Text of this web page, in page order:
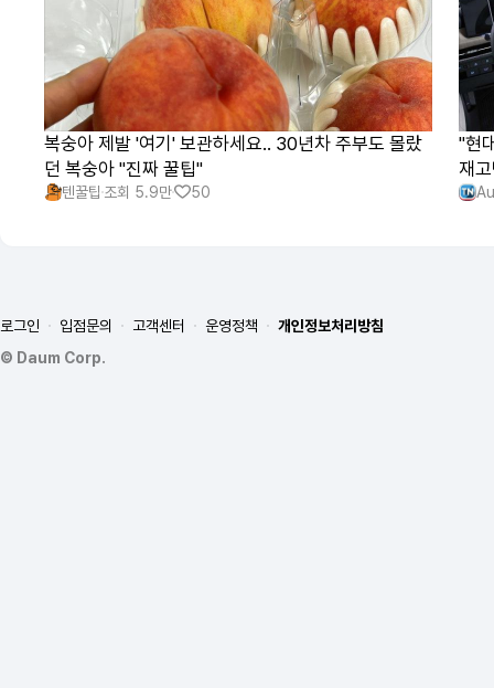
복숭아 제발 '여기' 보관하세요.. 30년차 주부도 몰랐
던 복숭아 "진짜 꿀팁"
텐꿀팁 조회 5.9만 50
"현
재
로그인 입점문의 고객센터 운영정책
개인정보처리방침
© Daum Corp.